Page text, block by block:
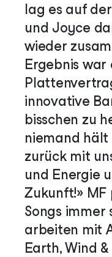
lag es auf
und Joyce
wieder
Ergebnis war
innovative
bisschen zu
niemand hält
zurück mit
und Energie
Zukunft!» MF
Songs immer
arbeiten mit
Earth, Wind